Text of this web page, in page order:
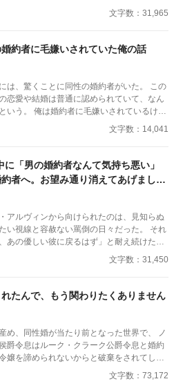
金を完済す
は可愛い令息が集まり、推し活状態に。 一
が嫉妬で胃を痛める日々。 ラキへの恋心を
文字数：31,965
約者に毛嫌いされていた俺の話
は、驚くことに同性の婚約者がいた。 この
恋愛や結婚は普通に認められていて、なん
いう。 俺は婚約者に毛嫌いされているけれ
出す前の俺の性格が最悪だったからだ。 我
そんな主人公が前世を思い
されて幸せになるまでの話。
文字数：14,041
に「男の婚約者なんて気持ち悪い」
者へ。お望み通り消えてあげました
ったと泣きつかれても
アルヴィンから向けられたのは、見知らぬ
い視線と容赦ない罵倒の日々だった。 それ
あの優しい彼に戻るはず」と耐え続けたニ
ヴィンがみんなの前でニコラスの手紙を破
を迎える。 「僕が愛したアルヴ
なった。 留学先で過去を乗り越え、新しい
。 そこへ「記憶が戻った」と涙を流すアル
でにニコラスの心には少しの情も残ってな
文字数：31,450
たんで、もう関わりたくありません
め、同性婚が当たり前となった世界で、 ノ
爵令息はルーク・クラーク公爵令息と婚約
嬢を諦められないからと破棄をされてしま
送り若くして死んでしまうが、なぜかいつ
に巻き戻ってしまう。しかも５回も。 だが
文字数：73,172